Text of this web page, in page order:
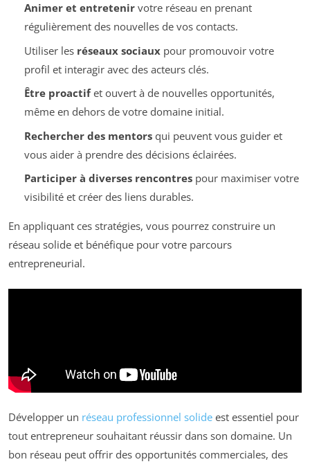
Animer et entretenirvotre réseau en prenant
régulièrement des nouvelles de vos contacts.
Utiliser les réseaux sociauxpour promouvoir votre
profil et interagir avec des acteurs clés.
Être proactifet ouvert à de nouvelles opportunités,
même en dehors de votre domaine initial.
Rechercher des mentorsqui peuvent vous guider et
vous aider à prendre des décisions éclairées.
Participer à diverses rencontrespour maximiser votre
visibilité et créer des liens durables.
En appliquant ces stratégies, vous pourrez construire un
réseau solide et bénéfique pour votre parcours
entrepreneurial.
Développer un réseau professionnel solide est essentiel pour
tout entrepreneur souhaitant réussir dans son domaine. Un
bon réseau peut offrir des opportunités commerciales, des